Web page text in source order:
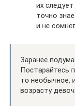
их
точно
и не
Заранее
Постарайтесь
то необычное,
возрасту